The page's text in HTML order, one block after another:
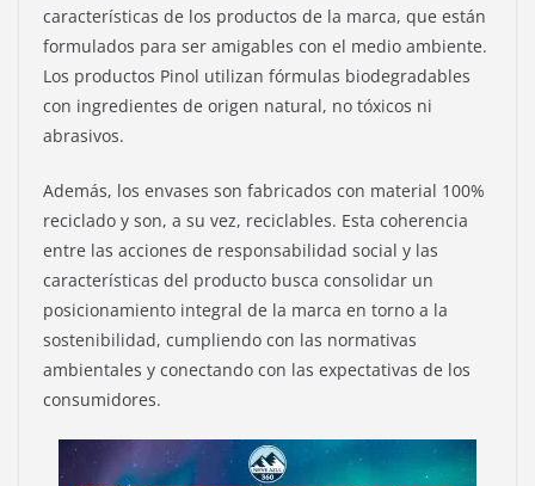
características de los productos de la marca, que están
formulados para ser amigables con el medio ambiente.
Los productos Pinol utilizan fórmulas biodegradables
con ingredientes de origen natural, no tóxicos ni
abrasivos.
Además, los envases son fabricados con material 100%
reciclado y son, a su vez, reciclables. Esta coherencia
entre las acciones de responsabilidad social y las
características del producto busca consolidar un
posicionamiento integral de la marca en torno a la
sostenibilidad, cumpliendo con las normativas
ambientales y conectando con las expectativas de los
consumidores.